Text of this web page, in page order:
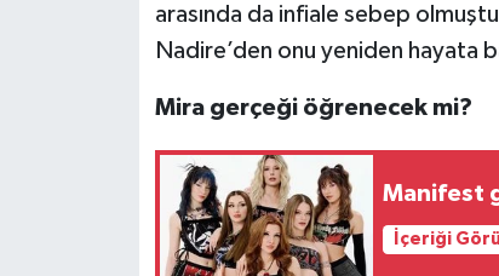
arasında da infiale sebep
Nadire’den onu yeniden hayata
Mira gerçeği öğrenecek mi?
Manifest
İçeriği